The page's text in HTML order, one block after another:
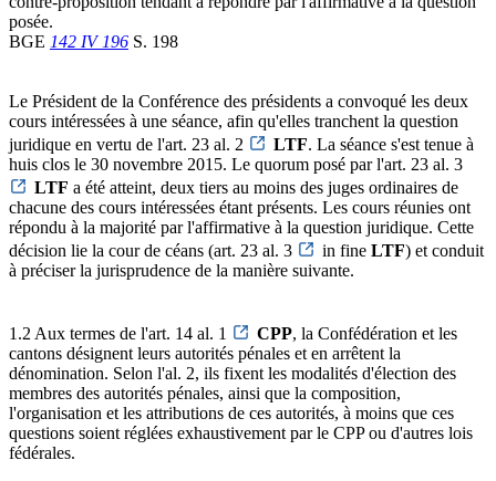
posée.
BGE 142 IV 196 S. 198
Le Président de la Conférence des présidents a convoqué les deux
cours intéressées à une séance, afin qu'elles tranchent la question
juridique en vertu de l'art. 23 al. 2
LTF. La séance s'est tenue à
huis clos le 30 novembre 2015. Le quorum posé par l'art. 23 al. 3
LTF a été atteint, deux tiers au moins des juges ordinaires de
chacune des cours intéressées étant présents. Les cours réunies ont
répondu à la majorité par l'affirmative à la question juridique. Cette
décision lie la cour de céans (art. 23 al. 3
in fine LTF) et conduit
à préciser la jurisprudence de la manière suivante.
1.2 Aux termes de l'art. 14 al. 1 CPP, la Confédération et les
cantons désignent leurs autorités pénales et en arrêtent la
dénomination. Selon l'al. 2, ils fixent les modalités d'élection des
membres des autorités pénales, ainsi que la composition,
l'organisation et les attributions de ces autorités, à moins que ces
questions soient réglées exhaustivement par le CPP ou d'autres lois
fédérales.